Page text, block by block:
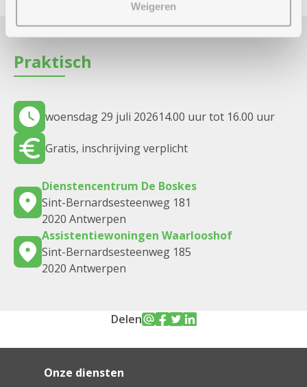
Weigeren
Praktisch
woensdag 29 juli 202614.00 uur tot 16.00 uur
Gratis, inschrijving verplicht
Dienstencentrum De Boskes
Sint-Bernardsesteenweg 181
2020 Antwerpen
Assistentiewoningen Waarlooshof
Sint-Bernardsesteenweg 185
2020 Antwerpen
Delen
Onze diensten